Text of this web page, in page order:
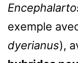
exemple
dyerianus),